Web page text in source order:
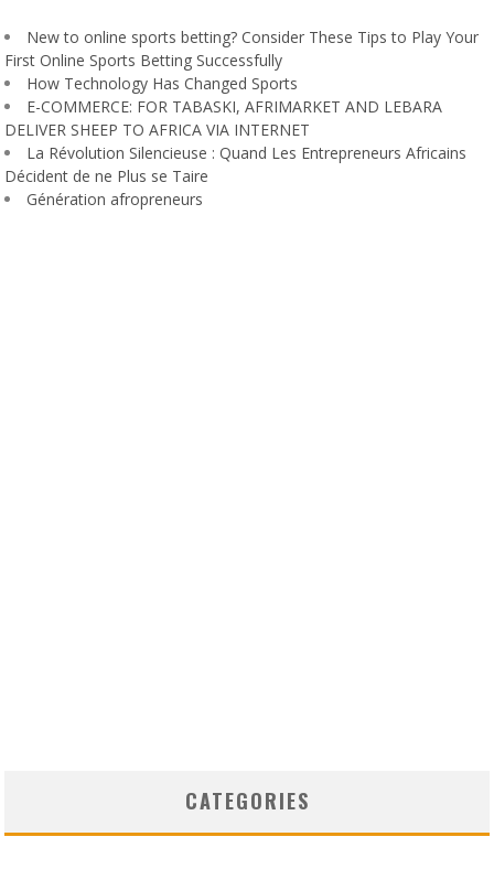
New to online sports betting? Consider These Tips to Play Your
First Online Sports Betting Successfully
How Technology Has Changed Sports
E-COMMERCE: FOR TABASKI, AFRIMARKET AND LEBARA
DELIVER SHEEP TO AFRICA VIA INTERNET
La Révolution Silencieuse : Quand Les Entrepreneurs Africains
Décident de ne Plus se Taire
Génération afropreneurs
CATEGORIES